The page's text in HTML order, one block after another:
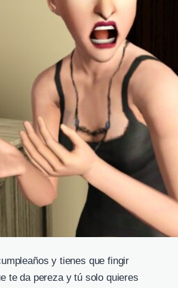
y tienes que fingir
te da pereza y tú solo quieres